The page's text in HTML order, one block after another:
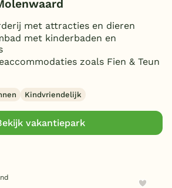
met attracties en dieren
met kinderbaden en
zoals Fien & Teun
Kindvriendelijk
vakantiepark